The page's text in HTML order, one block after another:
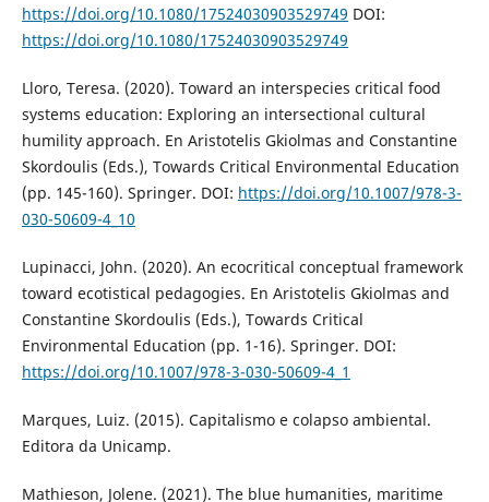
https://doi.org/10.1080/17524030903529749 DOI:
https://doi.org/10.1080/17524030903529749
Lloro, Teresa. (2020). Toward an interspecies critical food
systems education: Exploring an intersectional cultural
humility approach. En Aristotelis Gkiolmas and Constantine
Skordoulis (Eds.), Towards Critical Environmental Education
(pp. 145-160). Springer. DOI: https://doi.org/10.1007/978-3-
030-50609-4_10
Lupinacci, John. (2020). An ecocritical conceptual framework
toward ecotistical pedagogies. En Aristotelis Gkiolmas and
Constantine Skordoulis (Eds.), Towards Critical
Environmental Education (pp. 1-16). Springer. DOI:
https://doi.org/10.1007/978-3-030-50609-4_1
Marques, Luiz. (2015). Capitalismo e colapso ambiental.
Editora da Unicamp.
Mathieson, Jolene. (2021). The blue humanities, maritime